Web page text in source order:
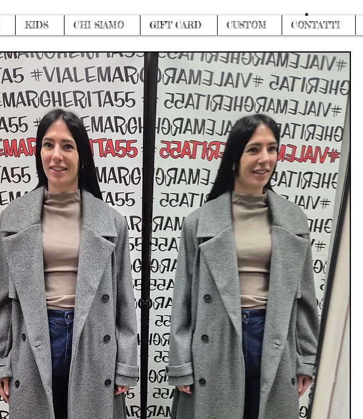
Accedi
KIDS CHI SIAMO GIFT CARD CUSTOM CONTATTI